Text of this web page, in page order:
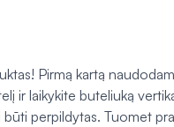
Pirmą kartą
ir laikykite buteliuką
perpildytas. Tuomet